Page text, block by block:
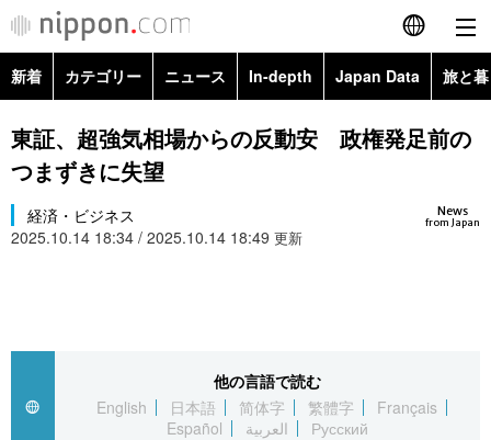
English
简体字
Русский
カテゴリー
国際
アーカイブ
Japan Data
新着 カテゴリー ニュース In-depth Japan Data 旅と
政治・外交
経済・ビジネス
国際・海外
文化
科学・技術
Topics
東証、超強気相場からの反動安 政権発足前の
つまずきに失望
News
from Japan
経済・ビジネス
2025.10.14 18:34 / 2025.10.14 18:49 更新
他の言語で読む
English
日本語 简体字 繁體字
Français
Español
العربية Русский